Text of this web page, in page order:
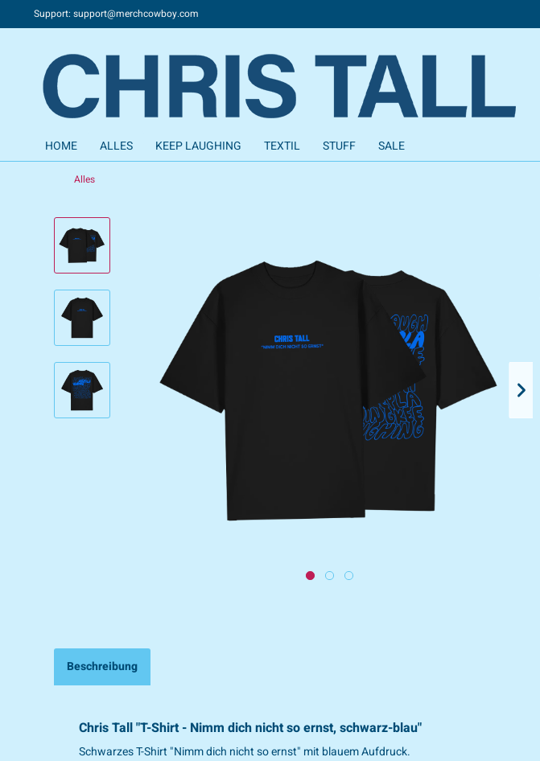
Support: support@merchcowboy.com
HOME ALLES KEEP LAUGHING TEXTIL STUFF SALE
Alles
Beschreibung
Chris Tall "T-Shirt - Nimm dich nicht so ernst, schwarz-blau"
Schwarzes T-Shirt "Nimm dich nicht so ernst" mit blauem Aufdruck.